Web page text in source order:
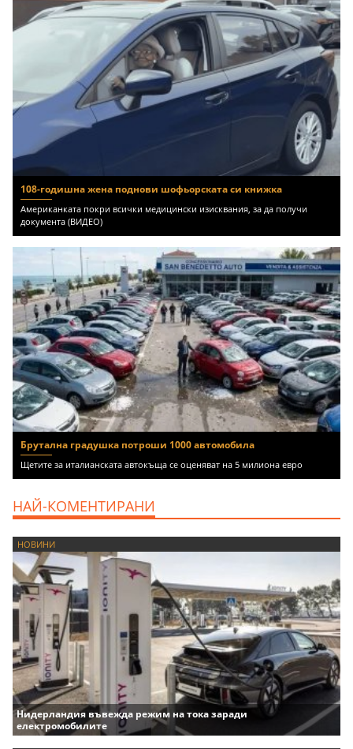
108-годишна жена поднови шофьорската си книжка
Американката покри всички медицински изисквания, за да получи
документа (ВИДЕО)
Брутална градушка потроши 1000 автомобила
Щетите за италианската автокъща се оценяват на 5 милиона евро
НАЙ-КОМЕНТИРАНИ
НОВИНИ
Нидерландия въвежда режим на тока заради
електромобилите